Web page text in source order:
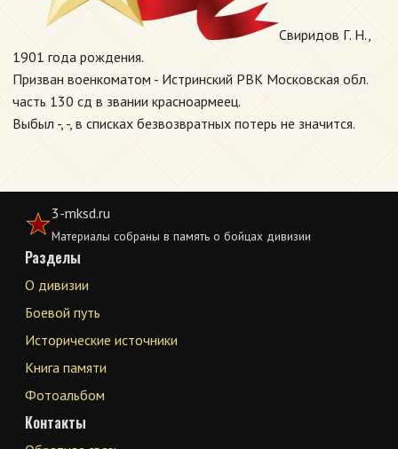
Свиридов Г. Н.,
1901 года рождения.
Призван военкоматом - Истринский РВК Московская обл.
часть 130 сд в звании красноармеец.
Выбыл -, -, в списках безвозвратных потерь не значится.
3-mksd.ru
Материалы собраны в память о бойцах дивизии
Разделы
О дивизии
Боевой путь
Исторические источники
Книга памяти
Фотоальбом
Контакты